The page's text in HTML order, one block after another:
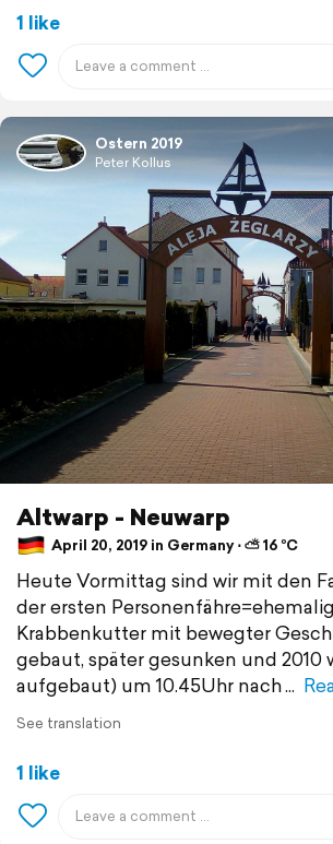
1 like
Ostern 2019
Peter Kollus
Altwarp - Neuwarp
April 20, 2019 in Germany ⋅ ⛅ 16 °C
Heute Vormittag sind wir mit den
der ersten
Krabbenkutter mit bewegter
gebaut, später gesunken und 2010
aufgebaut) um 10.45Uhr nach
See translation
1 like